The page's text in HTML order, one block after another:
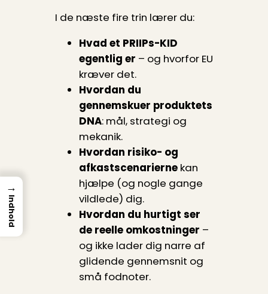
I de næste fire trin lærer du:
Hvad et PRIIPs-KID
egentlig er – og hvorfor EU
kræver det.
Hvordan du
gennemskuer produktets
DNA: mål, strategi og
mekanik.
Hvordan risiko- og
afkastscenariernekan
hjælpe (og nogle gange
vildlede) dig.
Hvordan du hurtigt ser
de reelle omkostninger –
og ikke lader dig narre af
glidende gennemsnit og
små fodnoter.
→
Indhold